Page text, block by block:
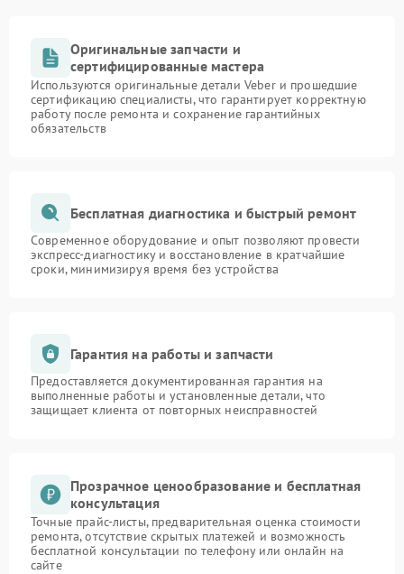
Оригинальные запчасти и
сертифицированные мастера
Используются оригинальные детали Veber и прошедшие
сертификацию специалисты, что гарантирует корректную
работу после ремонта и сохранение гарантийных
обязательств
Бесплатная диагностика и быстрый ремонт
Современное оборудование и опыт позволяют провести
экспресс-диагностику и восстановление в кратчайшие
сроки, минимизируя время без устройства
Гарантия на работы и запчасти
Предоставляется документированная гарантия на
выполненные работы и установленные детали, что
защищает клиента от повторных неисправностей
Прозрачное ценообразование и бесплатная
консультация
Точные прайс-листы, предварительная оценка стоимости
ремонта, отсутствие скрытых платежей и возможность
бесплатной консультации по телефону или онлайн на
сайте